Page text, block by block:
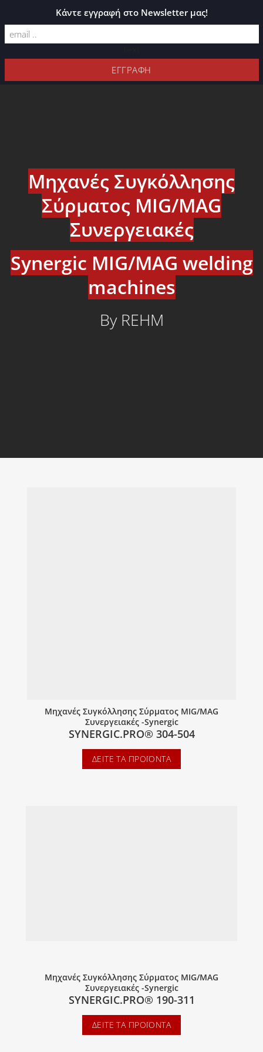
ΚΑΤΆΛΟΓΟΣ PLEXIGLASS
Μηχανές Συγκόλλησης
Σύρματος MIG/MAG
Συνεργειακές
Synergic MIG/MAG welding
machines
By REHM
Μηχανές Συγκόλλησης Σύρματος MIG/MAG
Συνεργειακές -Synergic
SYNERGIC.PRO® 304-504
ΔΕΊΤΕ ΤΑ ΠΡΟΪΌΝΤΑ
Μηχανές Συγκόλλησης Σύρματος MIG/MAG
Συνεργειακές -Synergic
SYNERGIC.PRO® 190-311
ΔΕΊΤΕ ΤΑ ΠΡΟΪΌΝΤΑ
Κάντε εγγραφή στο Newsletter μας!